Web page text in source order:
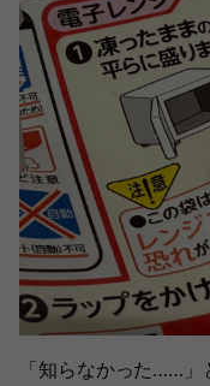
「知らなかった……」